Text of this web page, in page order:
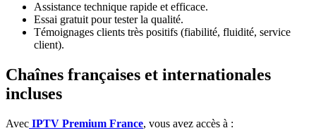
Assistance technique rapide et efficace.
Essai gratuit pour tester la qualité.
Témoignages clients très positifs (fiabilité, fluidité, service
client).
Chaînes françaises et internationales
incluses
Avec IPTV Premium France, vous avez accès à :